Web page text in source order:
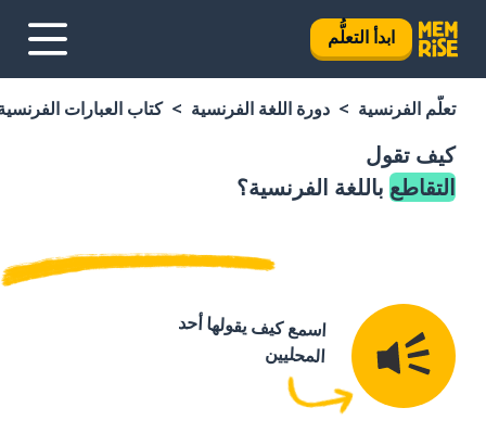
ابدأ التعلُّم
تعلَّم الفرنسية دورة اللغة الفرنسية كتاب العبارات
كيف تقول
التقاطع باللغة الفرنسية؟
اسمع كيف يقولها أحد
المحليين